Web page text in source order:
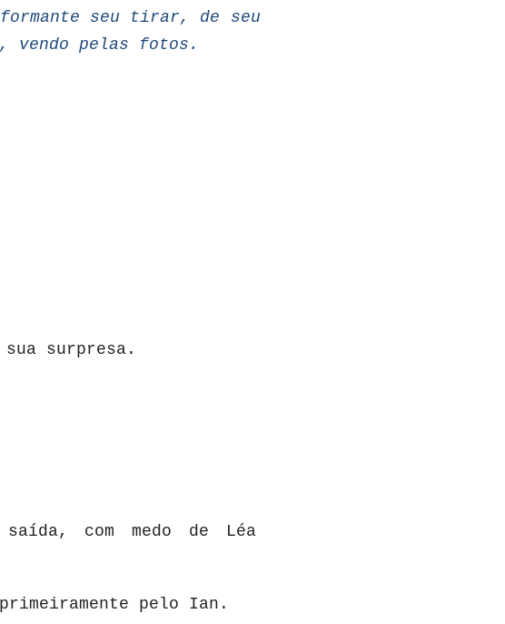
seu tirar, de seu
vendo pelas fotos.
sua surpresa.
saída, com medo de
Léa
pelo Ian.